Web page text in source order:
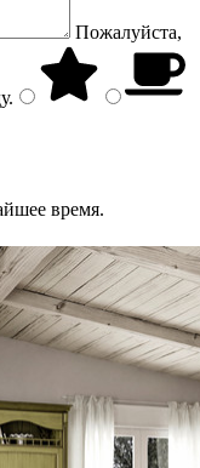
Пожалуйста,
.
время.